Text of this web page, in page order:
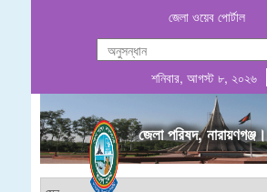
জেলা ওয়েব পোর্টাল
শনিবার, আগস্ট ৮, ২০২৬
জেলা পরিষদ, নারায়ণগঞ্জ।